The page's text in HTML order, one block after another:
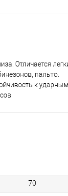
Отличается
пальто.
к
70